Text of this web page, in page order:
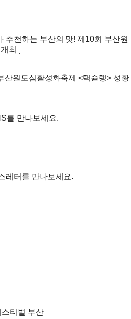
추천하는 부산의 맛! 제10회 부산원
최
산원도심활성화축제 <택슐랭> 성황
를 만나보세요.
레터를 만나보세요.